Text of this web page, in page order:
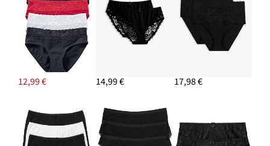
12,99 € 14,99 € 17,98 €